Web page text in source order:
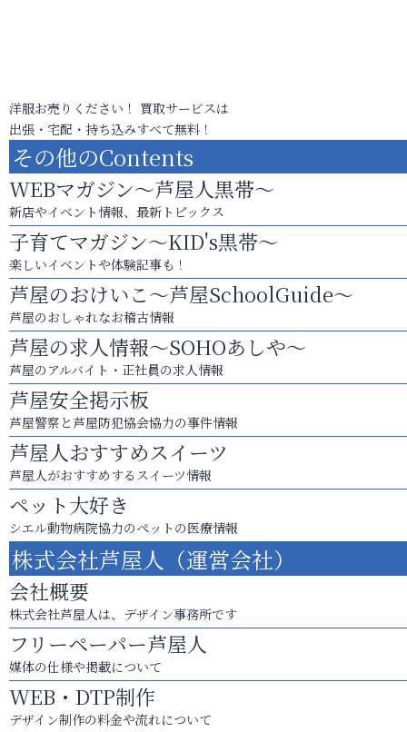
洋服お売りください！ 買取サービスは
出張・宅配・持ち込みすべて無料！
その他のContents
WEBマガジン～芦屋人黒帯～
新店やイベント情報、最新トピックス
子育てマガジン～KID's黒帯～
楽しいイベントや体験記事も！
芦屋のおけいこ～芦屋SchoolGuide～
芦屋のおしゃれなお稽古情報
芦屋の求人情報～SOHOあしや～
芦屋のアルバイト・正社員の求人情報
芦屋安全掲示板
芦屋警察と芦屋防犯協会協力の事件情報
芦屋人おすすめスイーツ
芦屋人がおすすめするスイーツ情報
ペット大好き
シエル動物病院協力のペットの医療情報
株式会社芦屋人（運営会社）
会社概要
株式会社芦屋人は、デザイン事務所です
フリーペーパー芦屋人
媒体の仕様や掲載について
WEB・DTP制作
デザイン制作の料金や流れについて